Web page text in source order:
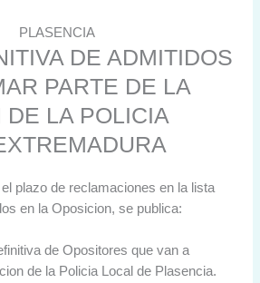
PLASENCIA
DE ADMITIDOS
PARTE DE LA
DE LA POLICIA
plazo de reclamaciones en la lista
en la Oposicion, se publica:
de Opositores que van a
de la Policia Local de Plasencia.